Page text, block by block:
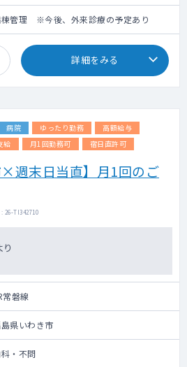
管理 ※今後、外来診療の予定あり
詳細をみる
病院 ゆったり勤務
高額給与
給 月1回勤務可 宿日直許可
×週末日当直】月1回のご
26-TI342710
常磐線
県いわき市
・不問